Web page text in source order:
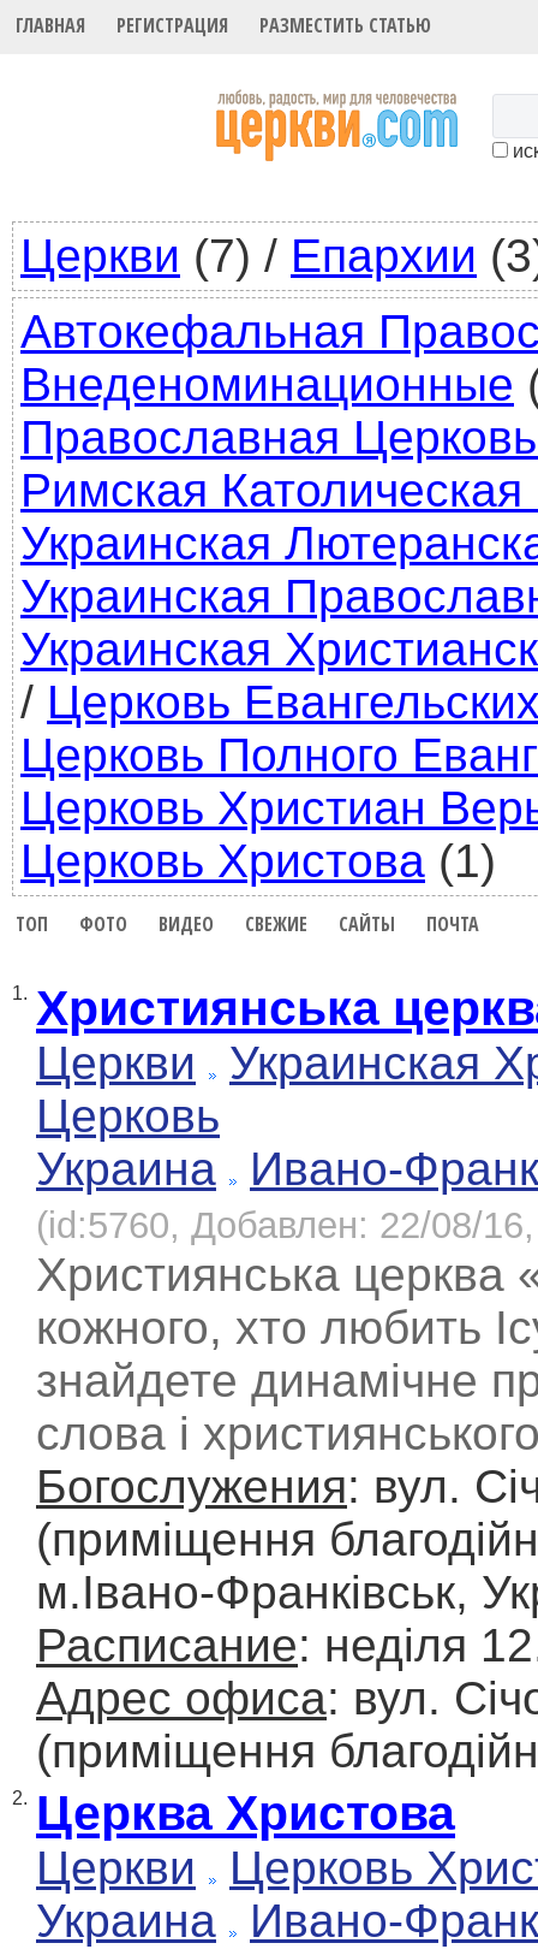
ГЛАВНАЯ РЕГИСТРАЦИЯ РАЗМЕСТИТЬ СТАТЬЮ
Церкви (7) / Епархии
Автокефальная
Внеденоминационные
Православная
Римская
Украинская
Украинская
Украинская
/ Церковь
Церковь Полного
Церковь Христиан
Церковь Христова (1)
ТОП ФОТО ВИДЕО СВЕЖИЕ САЙТЫ ПОЧТА
1. Християнська
Церкви
Украинская
Церковь
Украина
Ивано-
(id:5760, Добавлен: 22/08/
Християнська церква
кожного, хто любить
знайдете динамічне
слова і
Богослужения: вул.
(приміщення
м.Івано-Франківськ,
Расписание: недiля
Адрес офиса: вул.
(приміщення
2. Церква Христова
Церкви
Церковь
Украина
Ивано-